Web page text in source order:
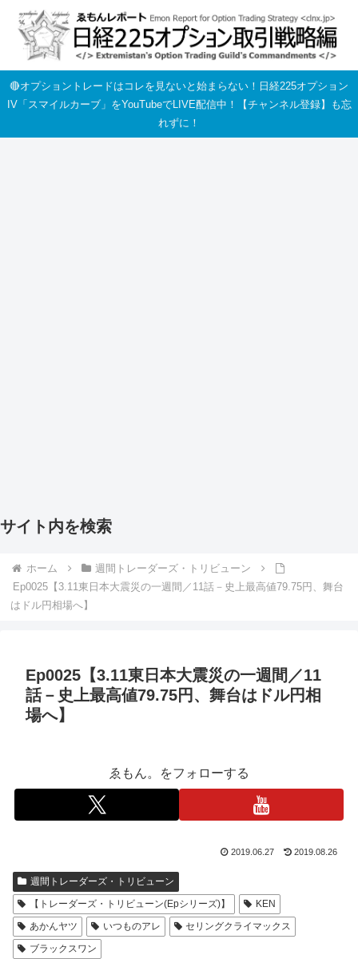
🔴オプショントレードはコレを見ないと始まらない！日経225オプション
IV「スマイルカーブ」をYouTubeでLIVE配信中！【チャンネル登録】も忘
れずに！
サイト内を検索
ホーム
週間トレーダーズ・トリビューン
Ep0025【3.11東日本大震災の一週間／11話－史上最高値79.75円、舞台
はドル円相場へ】
Ep0025【3.11東日本大震災の一週間／11
話－史上最高値79.75円、舞台はドル円相
場へ】
ゑもん。をフォローする
2019.06.27 2019.08.26
週間トレーダーズ・トリビューン
【トレーダーズ・トリビューン(Epシリーズ)】
KEN
あかんヤツ
いつものアレ
セリングクライマックス
ブラックスワン